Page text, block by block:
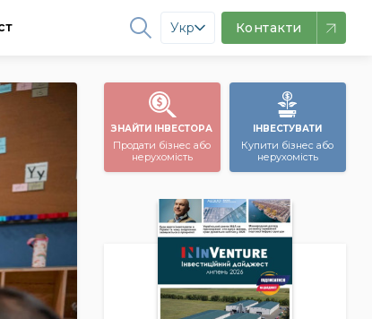
Укр Контакти
ЗНАЙТИ ІНВЕСТОРА
Продати бізнес або
нерухомість
ІНВЕСТУВАТИ
Купити бізнес або
нерухомість